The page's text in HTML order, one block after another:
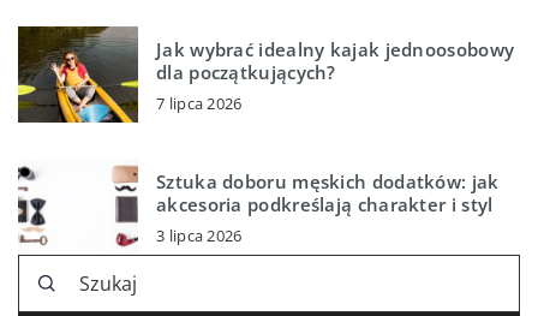
Jak wybrać idealny kajak jednoosobowy
dla początkujących?
7 lipca 2026
Sztuka doboru męskich dodatków: jak
akcesoria podkreślają charakter i styl
3 lipca 2026